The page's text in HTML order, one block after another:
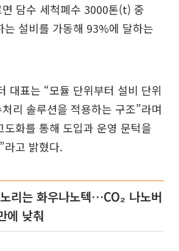
담수 세척폐수 3000톤(t) 중
설비를 가동해 93%에 달하는
대표는 “모듈 단위부터 설비 단위
리 솔루션을 적용하는 구조”라며
도화를 통해 도입과 운영 문턱을
라고 밝혔다.
리는 화우나노텍…CO₂ 나노버
에 낮춰